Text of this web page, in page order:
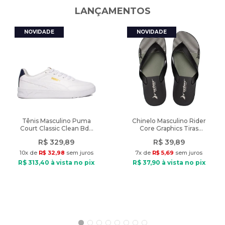
A cor do produto nas fotos pode sofrer alteração em decorrência
Características:
Nome do produto: Meia Unissex Nike Everyday Cano Longo Dri-
Indicado: Esportivo, dia a dia
Gênero: Unissex
Composição: 97% poliéster, 3% elastano
Tecnologia: Dri-Fit
Diferenciais: Absorção de suor, ajuste confortável
Peso do produto: 194g
LANÇAMENTOS
Tênis Masculino Puma
Court Classic Clean Bdp
R$ 329,89
10x de R$ 32,98 sem juros
R$ 313,40 à vista no pix
Chinelo Masculino Rider
Core Graphics Tiras
R$ 39,89
7x de R$ 5,69 sem juros
R$ 37,90 à vista no pix